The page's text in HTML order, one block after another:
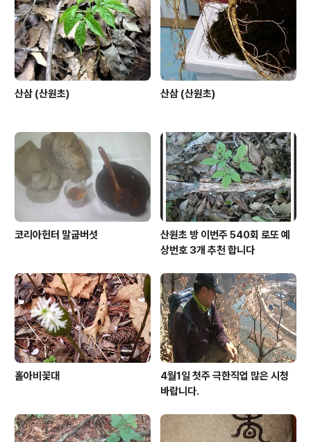
다.2,그외에 외래종과 인삼에 가까운삼 그리고 산양삼 및
산양산삼에 대한 부분도 별도로 취급 합니다.3,본 협회에
의뢰한 후 판매를 하시고자 하시..
산삼 (산원초) 산삼 (산원초)
코리아헌터 말굽버섯
산원초 방 이번주 540회 로또 예
상번호 3개 추천 합니다
홀아비꽃대
4월1일 첫주 극한직업 많은 시청
바랍니다.